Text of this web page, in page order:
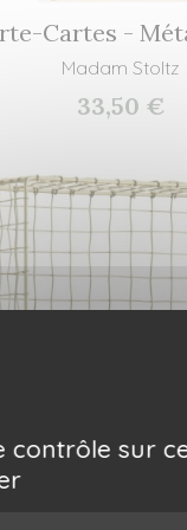
contrôle sur
Cartes -
Madam Stoltz
33,50 €